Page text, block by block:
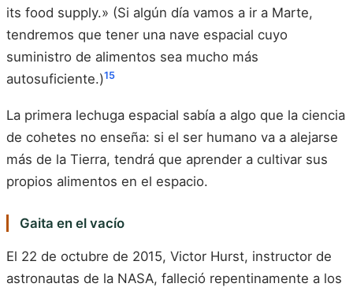
its food supply.» (Si algún día vamos a ir a Marte,
tendremos que tener una nave espacial cuyo
suministro de alimentos sea mucho más
autosuficiente.)15
La primera lechuga espacial sabía a algo que la ciencia
de cohetes no enseña: si el ser humano va a alejarse
más de la Tierra, tendrá que aprender a cultivar sus
propios alimentos en el espacio.
Gaita en el vacío
El 22 de octubre de 2015, Victor Hurst, instructor de
astronautas de la NASA, falleció repentinamente a los